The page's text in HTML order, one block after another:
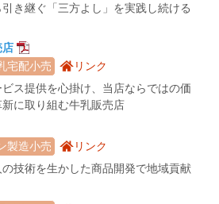
き継ぐ「三方よし」を実践し続ける
店
宅配小売
リンク
ス提供を心掛け、当店ならではの価
に取り組む牛乳販売店
製造小売
リンク
技術を生かした商品開発で地域貢献